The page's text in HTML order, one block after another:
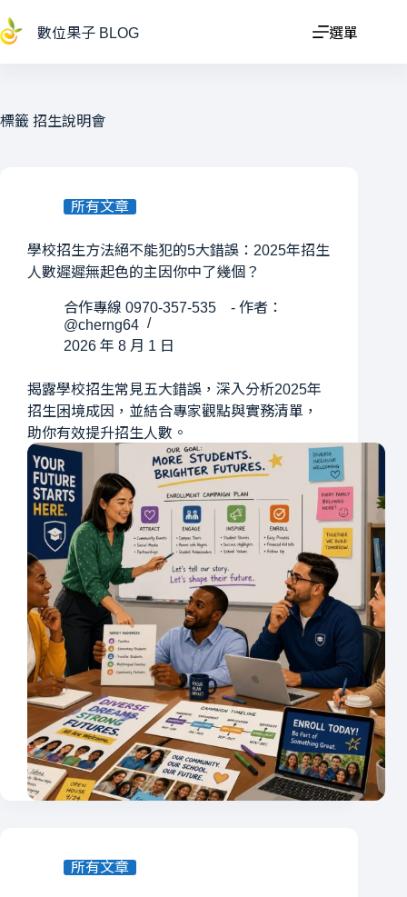
至
容
數位果子 BLOG 選單
標籤 招生說明會
所有文章
學校招生方法絕不能犯的5大錯誤：2025年招生
人數遲遲無起色的主因你中了幾個？
合作專線 0970-357-535 - 作者：
@cherng64
2026 年 8 月 1 日
揭露學校招生常見五大錯誤，深入分析2025年
招生困境成因，並結合專家觀點與實務清單，
助你有效提升招生人數。
所有文章